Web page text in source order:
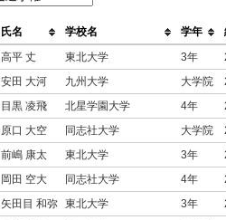
氏名 学校名 学年
高平 丈 東北大学 3年
安田 大河 九州大学 大学院
目黒 凌飛 北星学園大学 4年
原口 大空 同志社大学 大学院
前嶋 康太 東北大学 3年
岡田 空大 同志社大学 4年
矢田目 和弥 東北大学 3年